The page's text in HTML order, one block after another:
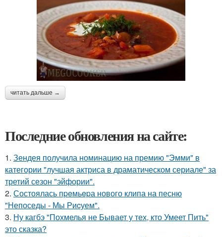
читать дальше →
Последние обновления на сайте:
1. Зендея получила номинацию на премию "Эмми" в
категории "лучшая актриса в драматическом сериале" за
третий сезон "эйфории".
2. Состоялась пpeмьepа нового клипа на песню
"Непоседы - Мы Риcуем".
3. Ну кагбэ "Похмелья не Бывает у тех, кто Умеет Пить"
это сказка?